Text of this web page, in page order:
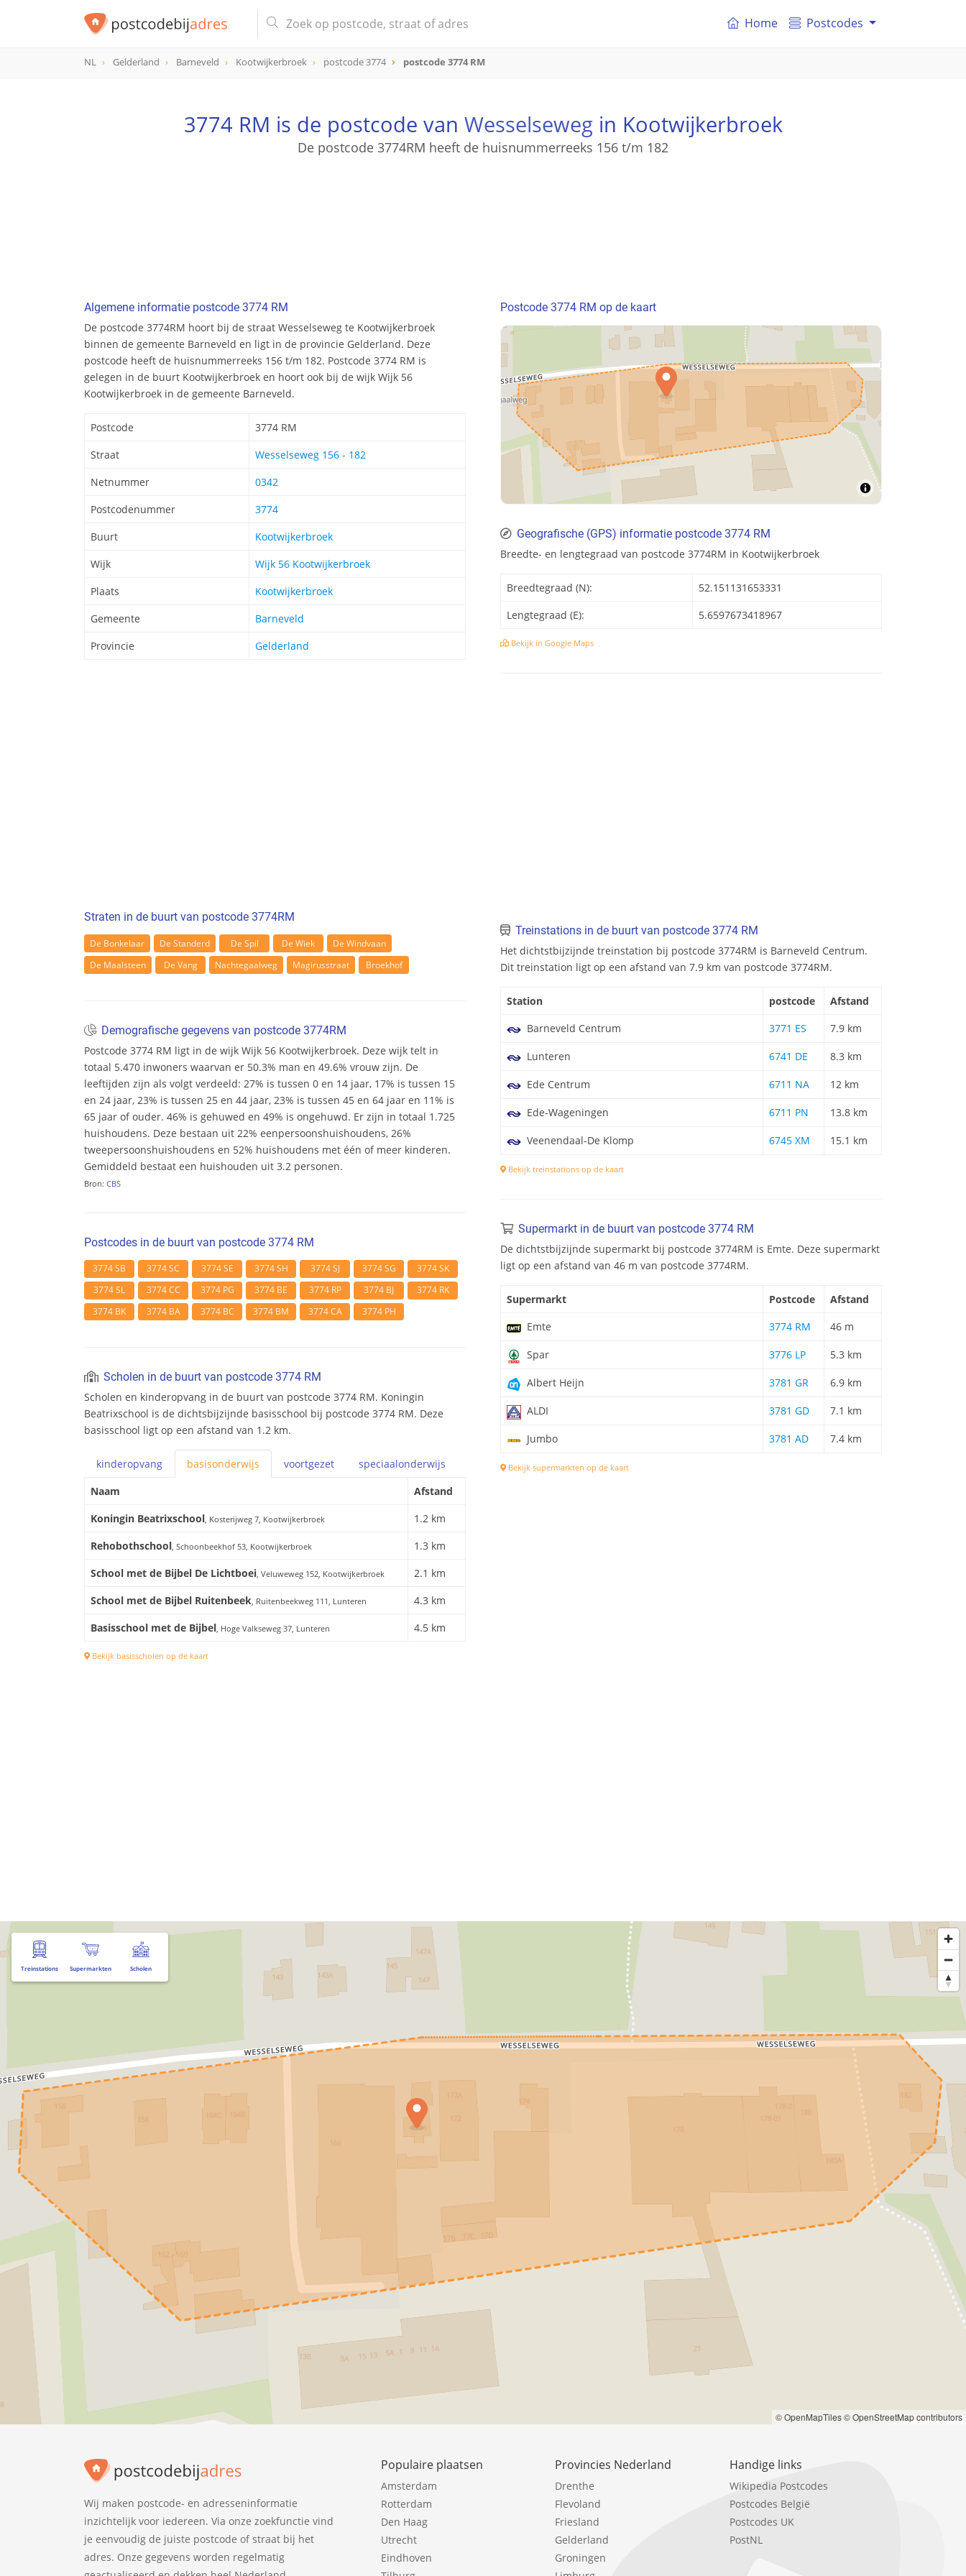
Home Postcodes
NL Gelderland Barneveld Kootwijkerbroek postcode 3774 postcode 3774 RM
3774 RM is de postcode van Wesselsewegin Kootwijkerbroek
De postcode 3774RM heeft de huisnummerreeks 156 t/m 182
Algemene informatie postcode 3774 RM
De postcode 3774RM hoort bij de straat Wesselseweg te Kootwijkerbroek
binnen de gemeente Barneveld en ligt in de provincie Gelderland. Deze
postcode heeft de huisnummerreeks 156 t/m 182. Postcode 3774 RM is
gelegen in de buurt Kootwijkerbroek en hoort ook bij de wijk Wijk 56
Kootwijkerbroek in de gemeente Barneveld.
Postcode
3774 RM
Straat
Wesselseweg 156 - 182
Netnummer
0342
Postcodenummer
3774
Buurt
Kootwijkerbroek
Wijk
Wijk 56 Kootwijkerbroek
Plaats
Kootwijkerbroek
Gemeente
Barneveld
Provincie
Gelderland
Straten in de buurt van postcode 3774RM
De Bonkelaar De Standerd De Spil De Wiek
De Windvaan
De Maalsteen
De Vang Nachtegaalweg Magirusstraat Broekhof
Demografische gegevens van postcode 3774RM
Postcode 3774 RM ligt in de wijk Wijk 56 Kootwijkerbroek. Deze wijk telt in
totaal 5.470 inwoners waarvan er 50.3% man en 49.6% vrouw zijn. De
leeftijden zijn als volgt verdeeld: 27% is tussen 0 en 14 jaar, 17% is tussen 15
en 24 jaar, 23% is tussen 25 en 44 jaar, 23% is tussen 45 en 64 jaar en 11% is
65 jaar of ouder. 46% is gehuwed en 49% is ongehuwd. Er zijn in totaal 1.725
huishoudens. Deze bestaan uit 22% eenpersoonshuishoudens, 26%
tweepersoonshuishoudens en 52% huishoudens met één of meer kinderen.
Gemiddeld bestaat een huishouden uit 3.2 personen.
Bron: CBS
Postcodes in de buurt van postcode 3774 RM
3774 SB 3774 SC 3774 SE 3774 SH 3774 SJ 3774 SG
3774 SK
3774 SL
3774 CC 3774 PG 3774 BE 3774 RP 3774 BJ
3774 RK
3774 BK
3774 BA 3774 BC 3774 BM 3774 CA 3774 PH
Scholen in de buurt van postcode 3774 RM
Scholen en kinderopvang in de buurt van postcode 3774 RM. Koningin
Beatrixschool is de dichtsbijzijnde basisschool bij postcode 3774 RM. Deze
basisschool ligt op een afstand van 1.2 km.
kinderopvang basisonderwijs voortgezet speciaalonderwijs
Naam
Afstand
Koningin Beatrixschool, Kosterijweg 7, Kootwijkerbroek
1.2 km
Rehobothschool, Schoonbeekhof 53, Kootwijkerbroek
1.3 km
School met de Bijbel De Lichtboei, Veluweweg 152, Kootwijkerbroek
2.1 km
School met de Bijbel Ruitenbeek, Ruitenbeekweg 111, Lunteren
4.3 km
Basisschool met de Bijbel, Hoge Valkseweg 37, Lunteren 4.5 km
Bekijk basisscholen op de kaart
Postcode 3774 RM op de kaart
Geografische (GPS) informatie postcode 3774 RM
Breedte- en lengtegraad van postcode 3774RM in Kootwijkerbroek
Breedtegraad (N):
52.151131653331
Lengtegraad (E):
5.6597673418967
Bekijk in Google Maps
Treinstations in de buurt van postcode 3774 RM
Het dichtstbijzijnde treinstation bij postcode 3774RM is Barneveld Centrum.
Dit treinstation ligt op een afstand van 7.9 km van postcode 3774RM.
Station postcode
Afstand
Barneveld Centrum
3771 ES 7.9 km
Lunteren 6741 DE 8.3 km
Ede Centrum 6711 NA 12 km
Ede-Wageningen 6711 PN 13.8 km
Veenendaal-De Klomp 6745 XM 15.1 km
Bekijk treinstations op de kaart
Supermarkt in de buurt van postcode 3774 RM
De dichtstbijzijnde supermarkt bij postcode 3774RM is Emte. Deze supermarkt
ligt op een afstand van 46 m van postcode 3774RM.
Supermarkt Postcode
Afstand
Emte
3774 RM 46 m
Spar 3776 LP 5.3 km
Albert Heijn 3781 GR 6.9 km
ALDI 3781 GD 7.1 km
Jumbo 3781 AD 7.4 km
Bekijk supermarkten op de kaart
Treinstations Supermarkten Scholen
© OpenMapTiles© OpenStreetMap contributors
Wij maken postcode- en adresseninformatie
inzichtelijk voor iedereen. Via onze zoekfunctie vind
je eenvoudig de juiste postcode of straat bij het
adres. Onze gegevens worden regelmatig
Populaire plaatsen
Amsterdam
Rotterdam
Den Haag
Utrecht
Eindhoven
Provincies Nederland
Drenthe
Flevoland
Friesland
Gelderland
Groningen
Handige links
Wikipedia Postcodes
Postcodes België
Postcodes UK
PostNL